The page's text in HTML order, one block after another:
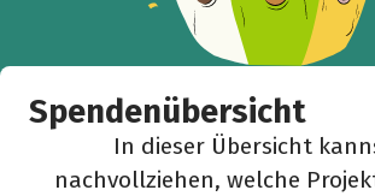
Spendenübersicht
In dieser Übersicht
nachvollziehen, welche